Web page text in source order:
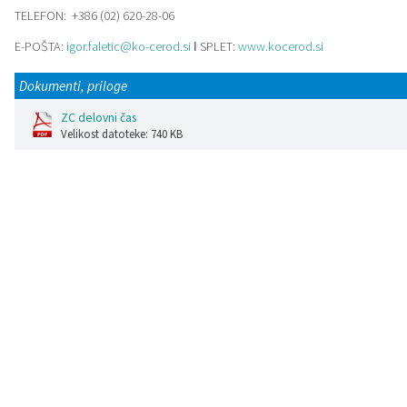
TELEFON: +386 (02) 620-28-06
E-POŠTA: igor.faletic@ko-cerod.siǀ SPLET: www.kocerod.si
Dokumenti, priloge
ZC delovni čas
Velikost datoteke: 740 KB
Katalog informacij javnega značaja
Lokalne volitve